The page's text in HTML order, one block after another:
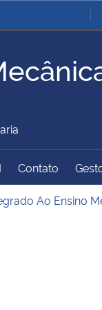
Ministério da
Ministério da
Contato
Ao Ensino